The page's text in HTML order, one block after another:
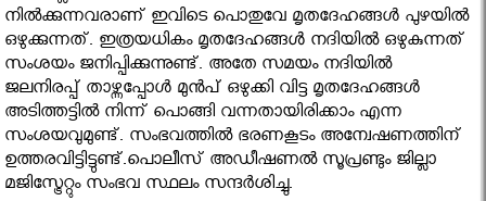
നില്‍ക്കുന്നവരാണ് ഇവിടെ പൊതുവേ മൃതദേഹങ്ങള്‍ പുഴയില്‍
ഒഴുക്കുന്നത്. ഇത്രയധികം മൃതദേഹങ്ങൾ നദിയിൽ ഒഴുകുന്നത്
സംശയം ജനിപ്പിക്കുന്നുണ്ട്. അതേ സമയം നദിയില്‍
ജലനിരപ്പ് താഴ്ന്നപ്പോള്‍ മുൻപ് ഒഴുക്കി വിട്ട മൃതദേഹങ്ങള്‍
അടിത്തട്ടില്‍ നിന്ന് പൊങ്ങി വന്നതായിരിക്കാം എന്ന
സംശയവുമുണ്ട്. സംഭവത്തില്‍ ഭരണകൂടം അന്വേഷണത്തിന്
ഉത്തരവിട്ടിട്ടുണ്ട്.പൊലീസ് അഡീഷണല്‍ സൂപ്രണ്ടും ജില്ലാ
മജിസ്ട്രേറ്റും സംഭവ സ്ഥലം സന്ദര്‍ശിച്ചു.